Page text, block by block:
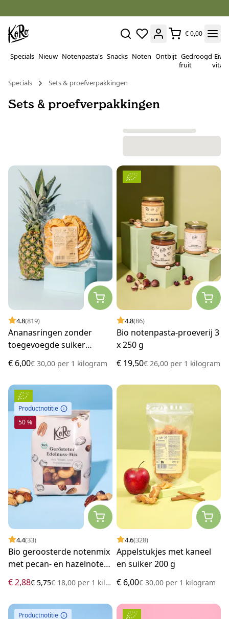
€ 0,00
Specials Nieuw Notenpasta's Snacks Noten Ontbijt Gedroogd
fruit
Specials
Sets & proefverpakkingen
Sets & proefverpakkingen
4.8(819)
Ananasringen zonder
toegevoegde suiker
€ 6,00€ 30,00 per 1 kilogram
4.8(86)
Bio notenpasta-proeverij 3
x 250 g
€ 19,50€ 26,00 per 1 kilogram
Productnotitie
50 %
4.4(33)
Bio geroosterde notenmix
met pecan- en hazelnoten
€ 2,88€ 5,75€ 18,00 per 1 kilogram
4.6(328)
Appelstukjes met kaneel
en suiker 200 g
€ 6,00€ 30,00 per 1 kilogram
Productnotitie